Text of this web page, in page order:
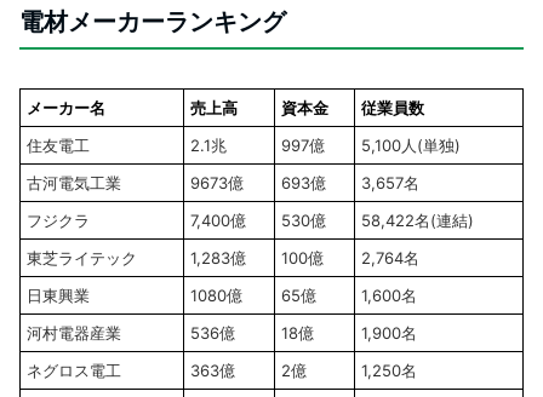
電材メーカーランキング
メーカー名 売上高 資本金
従業員数
住友電工
2.1兆 997億
5,100人(単独)
古河電気工業
9673億 693億
3,657名
フジクラ
7,400億 530億
58,422名(連結)
東芝ライテック
1,283億 100億
2,764名
日東興業
1080億 65億
1,600名
河村電器産業
536億 18億
1,900名
ネグロス電工
363億 2億
1,250名